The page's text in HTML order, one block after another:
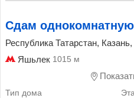
Сдам
Республика Татарстан,
Яшьлек 1015 м